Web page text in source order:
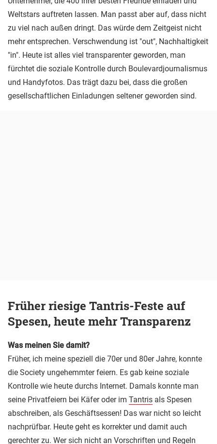
Weltstars auftreten lassen. Man passt aber auf, dass nicht
zu viel nach außen dringt. Das würde dem Zeitgeist nicht
mehr entsprechen. Verschwendung ist "out", Nachhaltigkeit
"in". Heute ist alles viel transparenter geworden, man
fürchtet die soziale Kontrolle durch Boulevardjournalismus
und Handyfotos. Das trägt dazu bei, dass die großen
gesellschaftlichen Einladungen seltener geworden sind.
Früher riesige Tantris-Feste auf
Spesen, heute mehr Transparenz
Was meinen Sie damit?
Früher, ich meine speziell die 70er und 80er Jahre, konnte
die Society ungehemmter feiern. Es gab keine soziale
Kontrolle wie heute durchs Internet. Damals konnte man
seine Privatfeiern bei Käfer oder im Tantris als Spesen
abschreiben, als Geschäftsessen! Das war nicht so leicht
nachprüfbar. Heute geht es korrekter und damit auch
gerechter zu. Wer sich nicht an Vorschriften und Regeln